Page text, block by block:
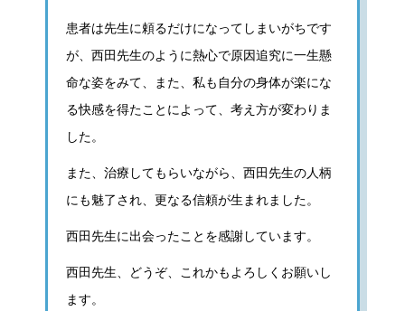
患者は先生に頼るだけになってしまいがちです
が、西田先生のように熱心で原因追究に一生懸
命な姿をみて、また、私も自分の身体が楽にな
る快感を得たことによって、考え方が変わりま
した。
また、治療してもらいながら、西田先生の人柄
にも魅了され、更なる信頼が生まれました。
西田先生に出会ったことを感謝しています。
西田先生、どうぞ、これかもよろしくお願いし
ます。